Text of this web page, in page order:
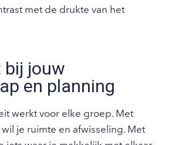
met de drukte van het
bij jouw
en planning
werkt voor elke groep. Met
je ruimte en afwisseling. Met